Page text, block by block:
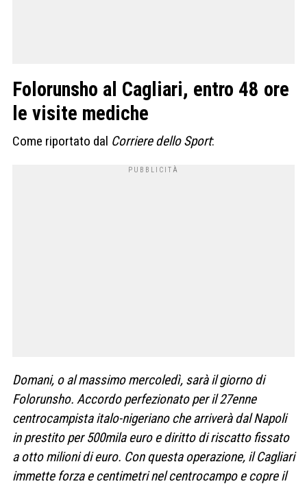
Folorunsho al Cagliari, entro 48 ore
le visite mediche
Come riportato dal Corriere dello Sport:
Domani, o al massimo mercoledì, sarà il giorno di
Folorunsho. Accordo perfezionato per il 27enne
centrocampista italo-nigeriano che arriverà dal Napoli
in prestito per 500mila euro e diritto di riscatto fissato
a otto milioni di euro. Con questa operazione, il Cagliari
immette forza e centimetri nel centrocampo e copre il